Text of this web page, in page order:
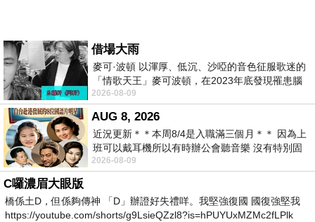
借場大雨
麥可·波頓 以渾厚、低沉、沙啞的音色征服歌迷的
「情歌天王」麥可波頓，在2023年底發現罹患腦
瘤「祈禱早日康復，一切都好」。
2026-08-09
AUG 8, 2026
近況更新＊＊本周8/4是入職滿三個月＊＊ 因為上
班可以戴耳機所以有時辦公會聽音樂 沒有特別固
定哪天但就是一周某一天會固定聽'90
2026-08-09
C囉濃眉大眼版
橋係土D，但係夠傳神 「D」辦證好失禮咩。我堅強復國 國復強堅我
https://youtube.com/shorts/g9LsieQZzl8?is=hPUYUxMZMc2fLPlk